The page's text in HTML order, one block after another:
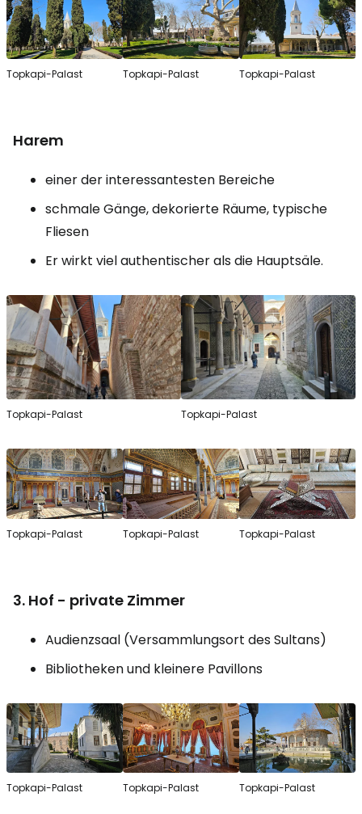
Topkapi-Palast Topkapi-Palast Topkapi-Palast
Harem
einer der interessantesten Bereiche
schmale Gänge, dekorierte Räume, typische
Fliesen
Er wirkt viel authentischer als die Hauptsäle.
Topkapi-Palast Topkapi-Palast
Topkapi-Palast Topkapi-Palast Topkapi-Palast
3. Hof - private Zimmer
Audienzsaal (Versammlungsort des Sultans)
Bibliotheken und kleinere Pavillons
Topkapi-Palast Topkapi-Palast Topkapi-Palast